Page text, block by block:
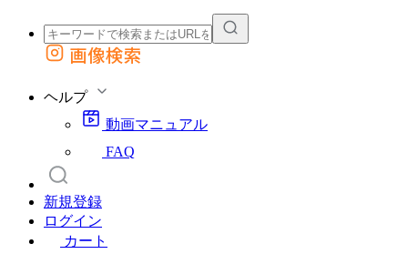
外部サイトの商品をカートに追加
画像検索
ヘルプ
動画マニュアル
FAQ
新規登録
ログイン
カート